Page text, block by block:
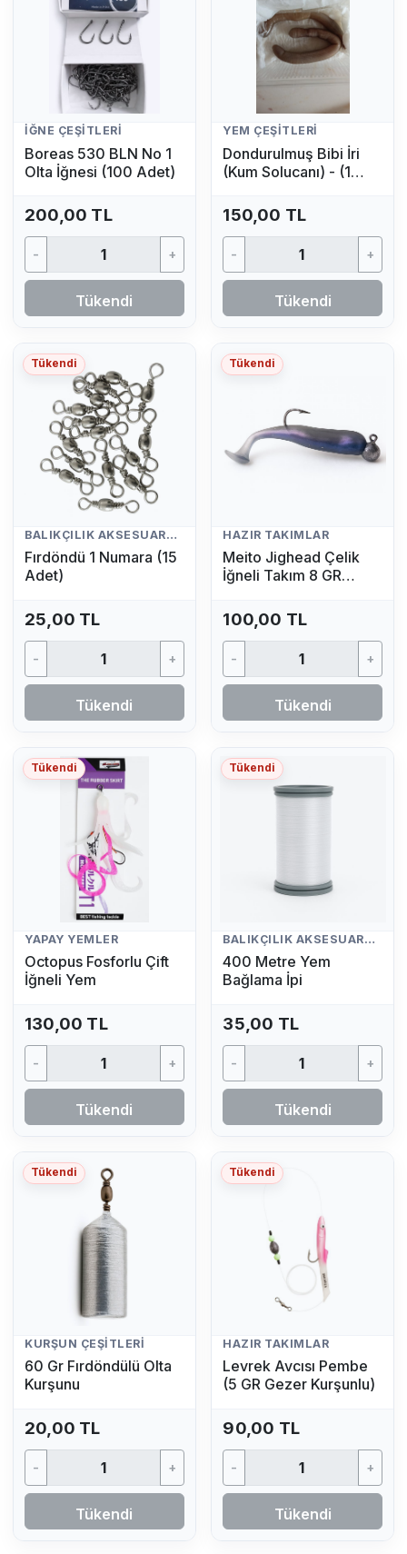
İĞNE ÇEŞITLERI
Boreas 530 BLN No 1
Olta İğnesi (100 Adet)
200,00 TL
- +
Tükendi
YEM ÇEŞITLERI
Dondurulmuş Bibi İri
(Kum Solucanı) - (1
150,00 TL
- +
Tükendi
Tükendi
BALIKÇILIK AKSESUARLARI
Fırdöndü 1 Numara (15
Adet)
25,00 TL
- +
Tükendi
Tükendi
HAZIR TAKIMLAR
Meito Jighead Çelik
İğneli Takım 8 GR
100,00 TL
- +
Tükendi
Tükendi
YAPAY YEMLER
Octopus Fosforlu Çift
İğneli Yem
130,00 TL
- +
Tükendi
Tükendi
BALIKÇILIK AKSESUARLARI
400 Metre Yem
Bağlama İpi
35,00 TL
- +
Tükendi
Tükendi
KURŞUN ÇEŞITLERI
60 Gr Fırdöndülü Olta
Kurşunu
20,00 TL
- +
Tükendi
Tükendi
HAZIR TAKIMLAR
Levrek Avcısı Pembe
(5 GR Gezer Kurşunlu)
90,00 TL
- +
Tükendi